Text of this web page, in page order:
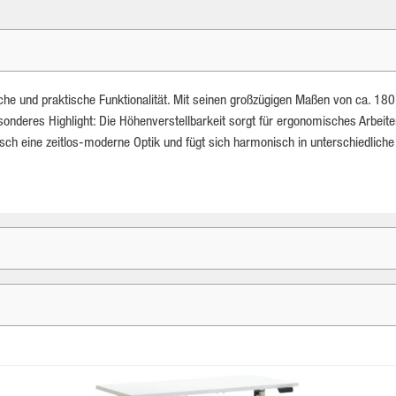
und praktische Funktionalität. Mit seinen großzügigen Maßen von ca.
Highlight: Die Höhenverstellbarkeit sorgt für ergonomisches
eine zeitlos-moderne Optik und fügt sich harmonisch in